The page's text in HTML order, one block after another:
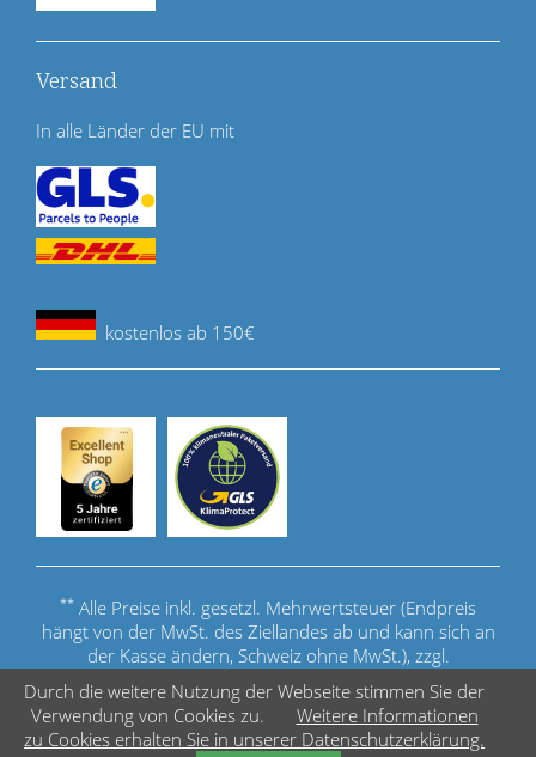
Versand
In alle Länder der EU mit
kostenlos ab 150€
** Alle Preise inkl. gesetzl. Mehrwertsteuer (Endpreis
hängt von der MwSt. des Ziellandes ab und kann sich an
der Kasse ändern, Schweiz ohne MwSt.), zzgl.
Versandkosten
© Copyright - Acuerate Cue Sports GmbH
Durch die weitere Nutzung der Webseite stimmen Sie der
Verwendung von Cookies zu.
Weitere Informationen
zu Cookies erhalten Sie in unserer Datenschutzerklärung.